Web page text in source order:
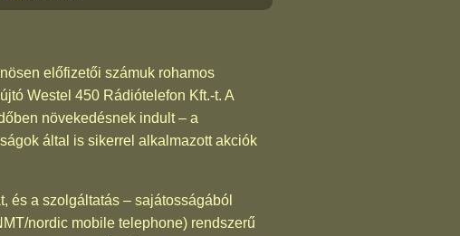
előfizetői számuk rohamos
Westel 450 Rádiótelefon Kft.-t. A
növekedésnek indult – a
által is sikerrel alkalmazott akciók
és a szolgáltatás – sajátosságából
nordic mobile telephone) rendszerű